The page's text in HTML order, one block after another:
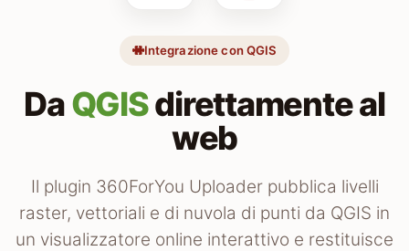
Integrazione con QGIS
DaQGISdirettamente al
web
Il plugin 360ForYou Uploader pubblica livelli
raster, vettoriali e di nuvola di punti da QGIS in
un visualizzatore online interattivo e restituisce